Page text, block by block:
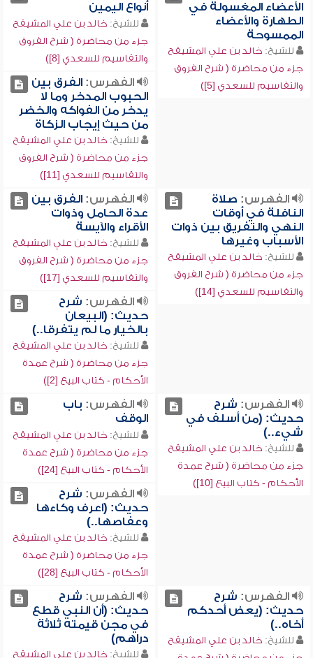
الأعضاء المغسولة في
الطهارة والأعضاء
الممسوحة
للشيخ: خالد بن علي المشيقح
جزء من محاضرة ( شرح الفروق
والتقاسيم للسعدي [5])
أنواع اليمين
للشيخ: خالد بن علي المشيقح
جزء من محاضرة ( شرح الفروق
والتقاسيم للسعدي [8])
الفهرس:الفرق بين
الحبوب المدخر وما لا
يدخر من الفواكه والخضر
من حيث إيجاب الزكاة
للشيخ: خالد بن علي المشيقح
جزء من محاضرة ( شرح الفروق
والتقاسيم للسعدي [11])
الفهرس: صلاة
النافلة في أوقات
النهي والتفريق بين ذوات
الأسباب وغيرها
للشيخ: خالد بن علي المشيقح
جزء من محاضرة ( شرح الفروق
والتقاسيم للسعدي [14])
الفهرس:الفرق بين
عدة الحامل وذوات
الأقراء والآيسة
للشيخ: خالد بن علي المشيقح
جزء من محاضرة ( شرح الفروق
والتقاسيم للسعدي [17])
الفهرس: شرح
حديث: (البيعان
بالخيار ما لم يتفرقا..)
للشيخ: خالد بن علي المشيقح
جزء من محاضرة ( شرح عمدة
الأحكام - كتاب البيع [2])
الفهرس: شرح
حديث: (من أسلف في
شيء..)
للشيخ: خالد بن علي المشيقح
جزء من محاضرة ( شرح عمدة
الأحكام - كتاب البيع [10])
الفهرس: باب
الوقف
للشيخ: خالد بن علي المشيقح
جزء من محاضرة ( شرح عمدة
الأحكام - كتاب البيع [24])
الفهرس: شرح
حديث: (اعرف وكاءها
وعفاصها..)
للشيخ: خالد بن علي المشيقح
جزء من محاضرة ( شرح عمدة
الأحكام - كتاب البيع [28])
الفهرس: شرح
حديث: (يعض أحدكم
أخاه..)
للشيخ: خالد بن علي المشيقح
الفهرس: شرح
حديث: (أن النبي قطع
في مجن قيمته ثلاثة
دراهم)
للشيخ: خالد بن علي المشيقح